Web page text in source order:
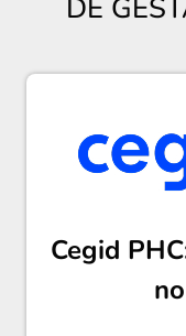
DE
Cegid